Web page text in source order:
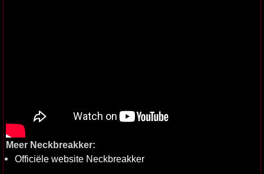
Meer Neckbreakker:
Officiële website Neckbreakker